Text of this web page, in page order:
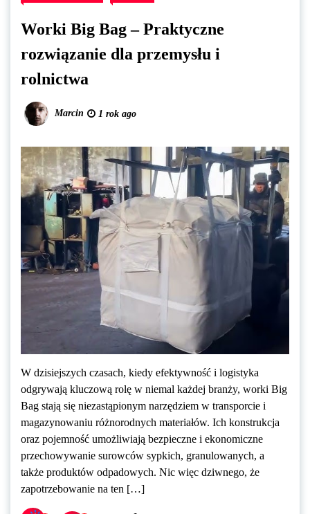
Worki Big Bag – Praktyczne
rozwiązanie dla przemysłu i
rolnictwa
Marcin 1 rok ago
W dzisiejszych czasach, kiedy efektywność i logistyka
odgrywają kluczową rolę w niemal każdej branży, worki Big
Bag stają się niezastąpionym narzędziem w transporcie i
magazynowaniu różnorodnych materiałów. Ich konstrukcja
oraz pojemność umożliwiają bezpieczne i ekonomiczne
przechowywanie surowców sypkich, granulowanych, a
także produktów odpadowych. Nic więc dziwnego, że
zapotrzebowanie na ten […]